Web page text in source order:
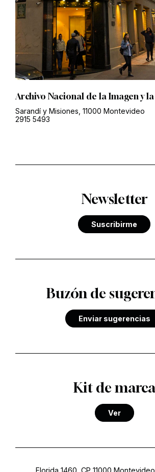
Archivo Nacional de la Imagen y
Sarandí y Misiones, 11000 Montevideo
2915 5493
Newsletter
Suscribirme
Buzón de
Enviar sugerencias
Kit de marca
Ver
Florida 1460, CP 11000